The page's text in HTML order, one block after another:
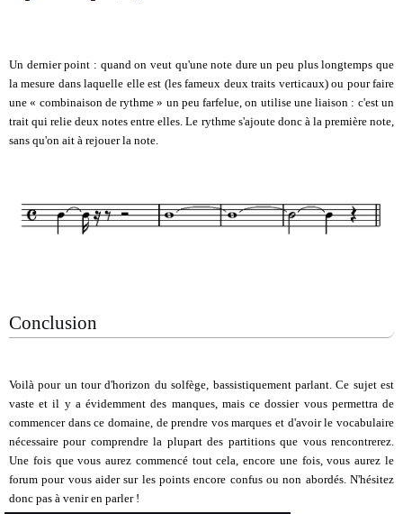
Un dernier point : quand on veut qu'une note dure un peu plus longtemps que
la mesure dans laquelle elle est (les fameux deux traits verticaux) ou pour faire
une « combinaison de rythme » un peu farfelue, on utilise une liaison : c'est un
trait qui relie deux notes entre elles. Le rythme s'ajoute donc à la première note,
sans qu'on ait à rejouer la note.
Conclusion
Voilà pour un tour d'horizon du solfège, bassistiquement parlant. Ce sujet est
vaste et il y a évidemment des manques, mais ce dossier vous permettra de
commencer dans ce domaine, de prendre vos marques et d'avoir le vocabulaire
nécessaire pour comprendre la plupart des partitions que vous rencontrerez.
Une fois que vous aurez commencé tout cela, encore une fois, vous aurez le
forum pour vous aider sur les points encore confus ou non abordés. N'hésitez
donc pas à venir en parler !